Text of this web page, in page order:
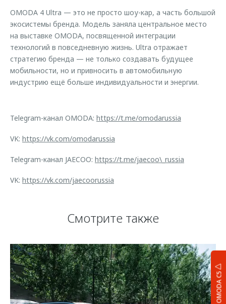
OMODA C5
OMODA 4 Ultra — это не просто шоу-кар, а часть большой
экосистемы бренда. Модель заняла центральное место
на выставке OMODA, посвященной интеграции
технологий в повседневную жизнь. Ultra отражает
стратегию бренда — не только создавать будущее
мобильности, но и привносить в автомобильную
индустрию ещё больше индивидуальности и энергии.
Telegram-канал OMODA: https://t.me/omodarussia
VK: https://vk.com/omodarussia
Telegram-канал JAECOO: https://t.me/jaecoo\_russia
VK: https://vk.com/jaecoorussia
Смотрите также